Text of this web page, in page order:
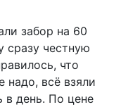
забор на 60
сразу честную
что
надо, всё взяли
в день. По цене